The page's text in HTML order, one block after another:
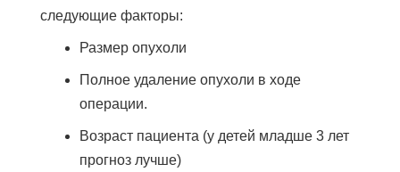
следующие факторы:
Размер опухоли
Полное удаление опухоли в ходе
операции.
Возраст пациента (у детей младше 3 лет
прогноз лучше)